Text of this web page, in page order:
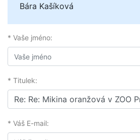
Bára Kašíková
* Vaše jméno:
* Titulek:
* Váš E-mail: